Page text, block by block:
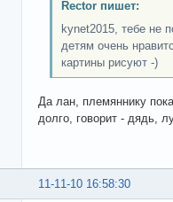
Rector пишет:
kynet2015, тебе не
детям очень
картины рисуют -)
Да лан, племяннику
долго, говорит - дядь,
11-11-10 16:58:30